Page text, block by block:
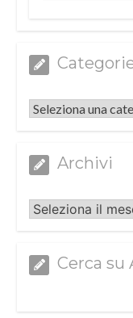
Categorie
Archivi
Archivi
Cerca